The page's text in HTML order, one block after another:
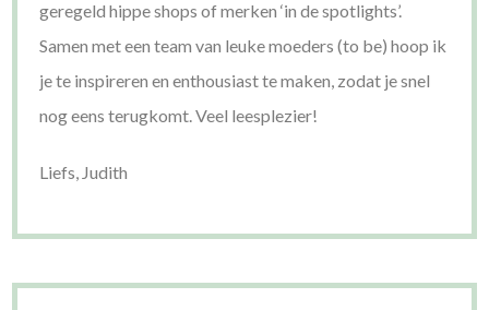
geregeld hippe shops of merken ‘in de spotlights’.
Samen met een team van leuke moeders (to be) hoop ik
je te inspireren en enthousiast te maken, zodat je snel
nog eens terugkomt. Veel leesplezier!
Liefs, Judith